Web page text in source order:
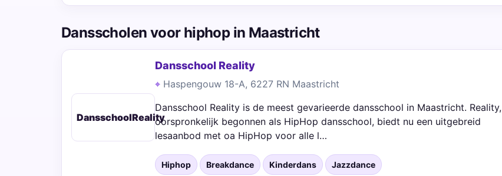
Dansscholen voor hiphop in Maastricht
DansschoolReality
Dansschool Reality
Haspengouw 18-A, 6227 RN Maastricht
Dansschool Reality is de meest gevarieerde dansschool in Maastricht. Reality,
oorspronkelijk begonnen als HipHop dansschool, biedt nu een uitgebreid
lesaanbod met oa HipHop voor alle l…
Hiphop Breakdance Kinderdans Jazzdance